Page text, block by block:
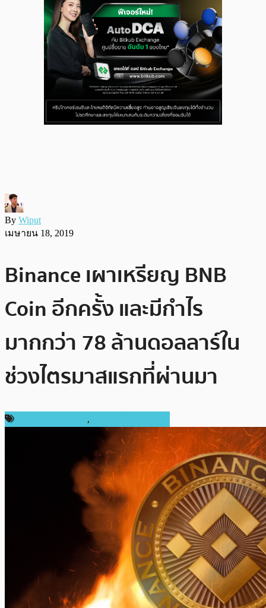
By Wiput
เมษายน 18, 2019
Binance เผาเหรียญ BNB
Coin อีกครั้ง และมีกำไร
มากกว่า 78 ล้านดอลลาร์ใน
ช่วงไตรมาสแรกที่ผ่านมา
,